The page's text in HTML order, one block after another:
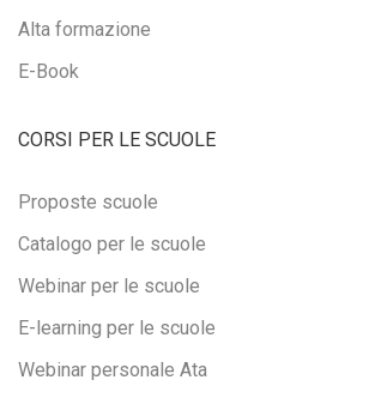
Alta formazione
E-Book
CORSI PER LE SCUOLE
Proposte scuole
Catalogo per le scuole
Webinar per le scuole
E-learning per le scuole
Webinar personale Ata